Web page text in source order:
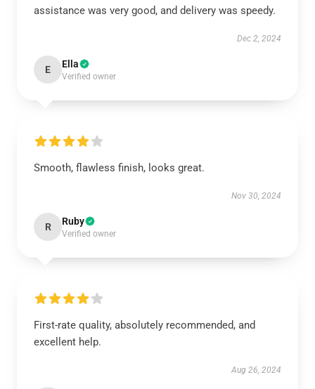
assistance was very good, and delivery was speedy.
Dec 2, 2024
E Ella
Verified owner
Smooth, flawless finish, looks great.
Nov 30, 2024
R Ruby
Verified owner
First-rate quality, absolutely recommended, and
excellent help.
Aug 26, 2024